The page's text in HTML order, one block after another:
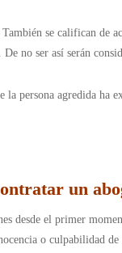
se califican de
no ser así serán
persona agredida ha
un
desde el primer
o culpabilidad